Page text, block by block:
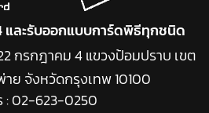
และรับออกแบบการ์ดพิธีทุกชนิด
กรกฎาคม 4 แขวงป้อมปราบ เขต
ย จังหวัดกรุงเทพ 10100
:02-623-0250